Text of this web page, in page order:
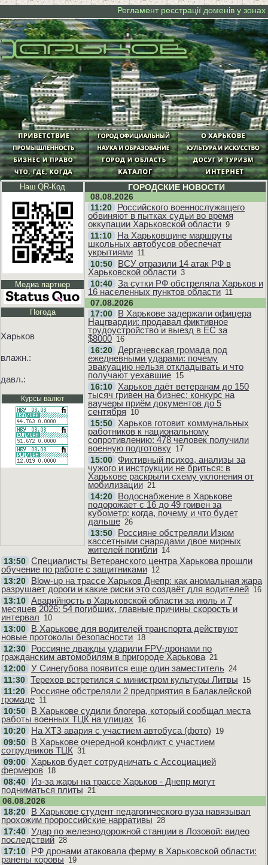
Регламент реєстрації доменів у
Наш QR-Код
Медиа партнер
Погода
Харьков
влажн.:
давл.:
Курсы валют
ГОРОДСКИЕ НОВОСТИ
08.08.2026
11:20
Российского военнослужащего
обвиняют в пытках судьи во время
оккупации Харьковской области 9
11:10
На Харьковщине маршруты
школьных автобусов обеспечат
укрытиями 11
10:50
ВСУ отразили 14 атак РФ в
Харьковской области 3
10:40 За сутки РФ обстреляла Харьков и
16 населенных пунктов области 11
07.08.2026
17:00
В Харькове задержали офицера
Нацгвардии: продавал фиктивное
трудоустройство и выезд в ЕС за
$8000 16
16:20 Дергачевская громада под
ежедневными ударами: почему
эвакуацию нельзя откладывать и что
получают уехавшие 15
16:10
Харьков даёт ветеранам до 150
тысяч гривен на бизнес: конкурс на
ваучеры приём документов до 5
сентября 10
15:50
Харьков готовит коммунальных
работников к национальному
сопротивлению: 478 человек получили
военную подготовку 17
15:00
Фиктивный психоз, анализы за
чужого и инструкции не бриться: в
Харькове раскрыли схему уклонения от
мобилизации 21
14:20
Водоснабжение в Харькове
подорожает с 16 до 49 гривен за
кубометр: когда, почему и что будет
дальше 26
13:50
Россияне обстреляли Изюм
кассетными снарядами двое мирных
жителей погибли 14
13:50 Специалисты Ветеранского центра Харькова прошли
обучение по работе с защитниками 12
13:20
Blow-up на трассе Харьков Днепр: как аномальная жара
разрушает дороги и какие риски это создаёт для водителей 16
13:10 Аварийность в Харьковской области за июль и 7
месяцев 2026: 54 погибших, главные причины скорость и
интервал 10
13:00
В Харькове для водителей транспорта действуют
новые протоколы безопасности 18
12:30
Россияне дважды ударили FPV-дронами по
гражданским автомобилям в пригороде Харькова 21
12:00 У Синегубова появится еще один заместитель 24
11:30 Терехов встретился с министром культуры Литвы 15
11:20
Россияне обстреляли 2 предприятия в Балаклейской
громаде 11
10:50
В Харькове судили блогера, который сообщал места
работы военных ТЦК на улицах 16
10:20 На ХТЗ авария с участием автобуса (фото) 19
09:50
В Харькове очередной конфликт с участием
сотрудников ТЦК 31
09:00
Харьков будет сотрудничать с Ассоциацией
фермеров 18
08:40
Из-за жары на трассе Харьков - Днепр могут
подниматься плиты 21
06.08.2026
18:20
В Харькове студент педагогического вуза навязывал
прохожим пророссийские нарративы 28
17:40 Удар по железнодорожной станции в Лозовой: видео
последствий 28
17:10
РФ дронами атаковала ферму в Харьковской области:
ранены коровы 19